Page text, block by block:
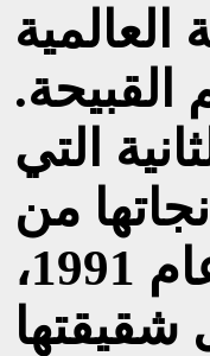
العالمية
التي
من
قصف منزلها الأول عام 1991،